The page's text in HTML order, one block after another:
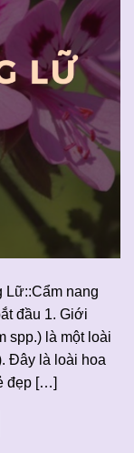
Lữ::Cẩm nang
đầu 1. Giới
spp.) là một loài
Đây là loài hoa
đẹp […]